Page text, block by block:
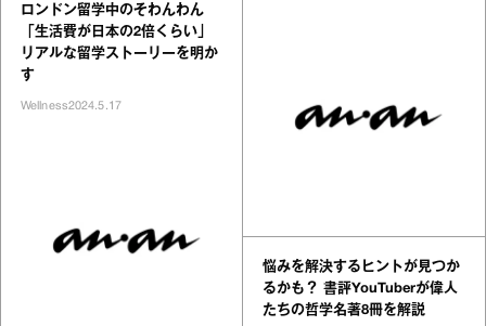
ロンドン留学中のそわんわん
「生活費が日本の2倍くらい」
リアルな留学ストーリーを明か
す
Wellness2024.5.17
悩みを解決するヒントが見つか
るかも？ 書評YouTuberが偉人
たちの哲学名著8冊を解説